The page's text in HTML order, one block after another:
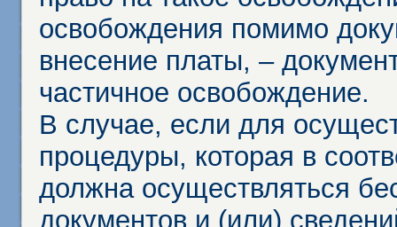
освобождения помимо
внесение платы, –
частичное освобождение.
В случае, если для
процедуры, которая в
должна осуществляться
документов и (или)